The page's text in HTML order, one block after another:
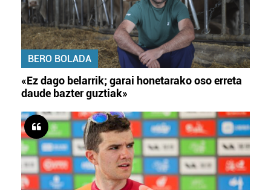
BERO BOLADA
«Ez dago belarrik; garai honetarako oso erreta
daude bazter guztiak»